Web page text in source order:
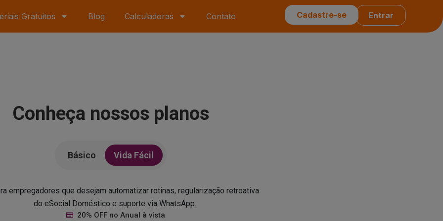
Gratuitos Blog Calculadoras Contato Cadastre-se Entrar
Conheça nossos planos
Básico Vida Fácil
empregadores que desejam automatizar rotinas, regularização retroativa
do eSocial Doméstico e suporte via WhatsApp.
20% OFF no Anual à vista